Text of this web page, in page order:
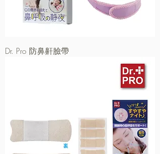
Dr. Pro 防鼻鼾臉帶